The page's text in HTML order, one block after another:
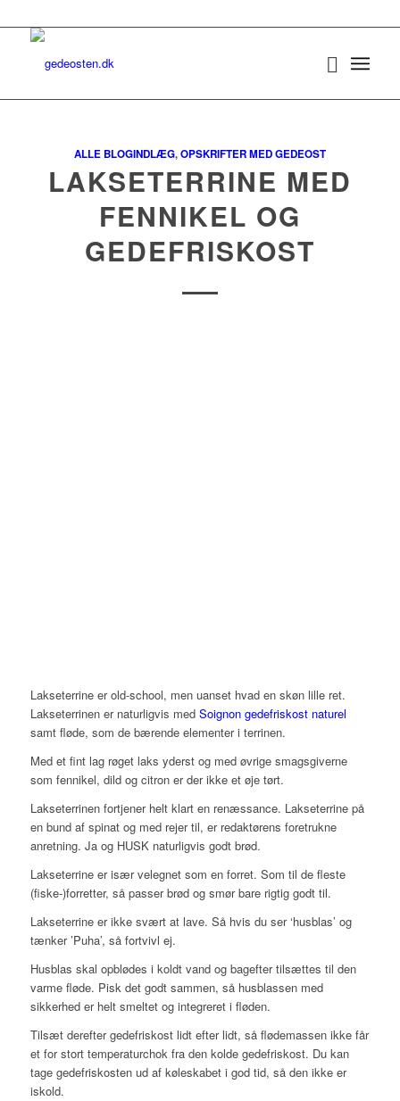
ALLE BLOGINDLÆG,OPSKRIFTER MED GEDEOST
LAKSETERRINE MED
FENNIKEL OG
GEDEFRISKOST
Lakseterrine er old-school, men uanset hvad en skøn lille ret.
Lakseterrinen er naturligvis med Soignon gedefriskost naturel
samt fløde, som de bærende elementer i terrinen.
Med et fint lag røget laks yderst og med øvrige smagsgiverne
som fennikel, dild og citron er der ikke et øje tørt.
Lakseterrinen fortjener helt klart en renæssance. Lakseterrine på
en bund af spinat og med rejer til, er redaktørens foretrukne
anretning. Ja og HUSK naturligvis godt brød.
Lakseterrine er især velegnet som en forret. Som til de fleste
(fiske-)forretter, så passer brød og smør bare rigtig godt til.
Lakseterrine er ikke svært at lave. Så hvis du ser ‘husblas’ og
tænker ’Puha’, så fortvivl ej.
Husblas skal opblødes i koldt vand og bagefter tilsættes til den
varme fløde. Pisk det godt sammen, så husblassenmed
sikkerhed er helt smeltet og integreret i fløden.
Tilsæt derefter gedefriskost lidt efter lidt, så flødemassen ikke får
et for stort temperaturchok fra den kolde gedefriskost. Du kan
tage gedefriskosten ud af køleskabet i god tid, så den ikke er
iskold.